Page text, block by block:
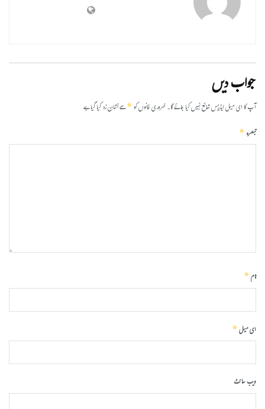
جواب دیں
آپ کا ای میل ایڈریس شائع نہیں کیا جائے گا۔ضروری خانوں کو*سے نشان زد کیا گیا ہے
تبصرہ*
نام*
ای میل*
ویب‌ سائٹ